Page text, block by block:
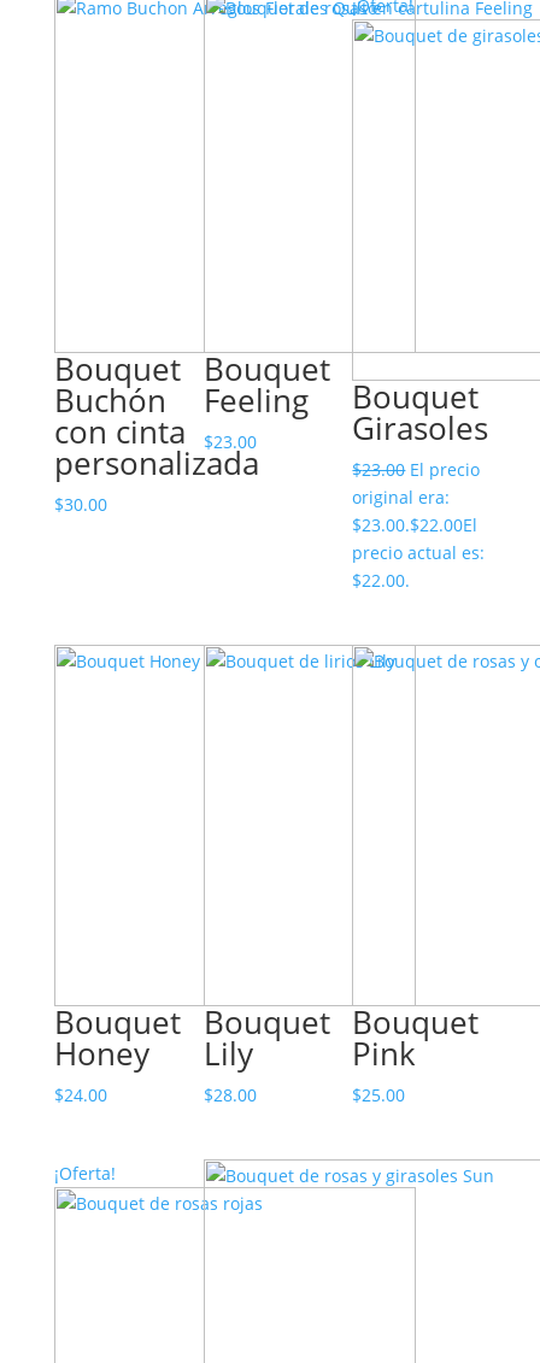
Bouquet
Buchón
con cinta
personalizada
$30.00
Bouquet
Feeling
$23.00
¡Oferta!
Bouquet
Girasoles
$23.00 El precio
original era:
$23.00.$22.00El
precio actual es:
$22.00.
Bouquet
Honey
$24.00
Bouquet
Lily
$28.00
Bouquet
Pink
$25.00
¡Oferta!